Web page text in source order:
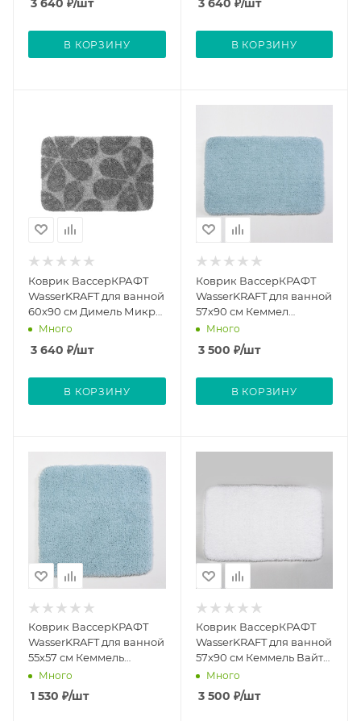
3 640 ₽/шт
В КОРЗИНУ
3 640 ₽/шт
В КОРЗИНУ
Коврик ВассерКРАФТ
WasserKRAFT для ванной
60х90 см Димель Микро
Чип Diemel Micro Chip
Много
3 640 ₽/шт
В КОРЗИНУ
Коврик ВассерКРАФТ
WasserKRAFT для ванной
57х90 см Кеммел
Клеавоте Kammel
Clearwater
Много
3 500 ₽/шт
В КОРЗИНУ
Коврик ВассерКРАФТ
WasserKRAFT для ванной
55х57 см Кеммель
Клеавоте Kammel
Clearwater
Много
1 530 ₽/шт
Коврик ВассерКРАФТ
WasserKRAFT для ванной
57х90 см Кеммель Вайт
Kammel White
Много
3 500 ₽/шт